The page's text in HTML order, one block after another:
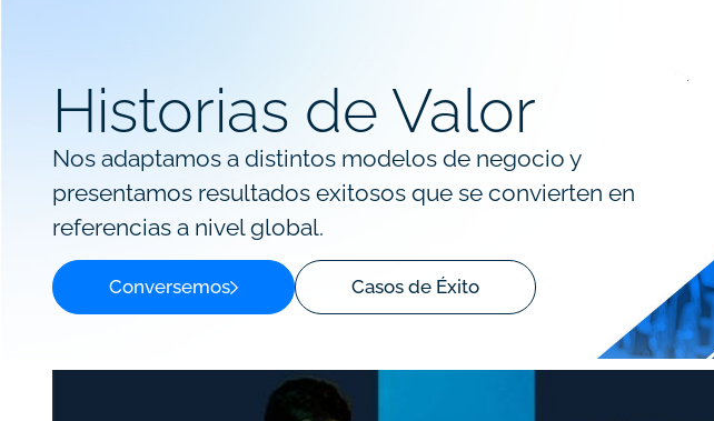
Historias de Valor
Nos adaptamos a distintos modelos de negocio y
presentamos resultados exitosos que se convierten en
referencias a nivel global.
Conversemos Casos de Éxito